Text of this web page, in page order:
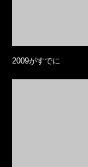
2009がすでに